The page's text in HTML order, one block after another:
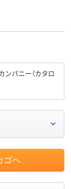
パニー（カタロ
ゴへ